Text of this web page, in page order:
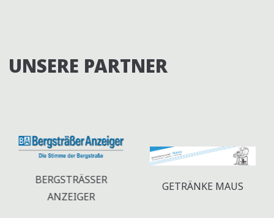
UNSERE PARTNER
BERGSTRÄSSER A
NZEIGER
GETRÄNKE MAUS